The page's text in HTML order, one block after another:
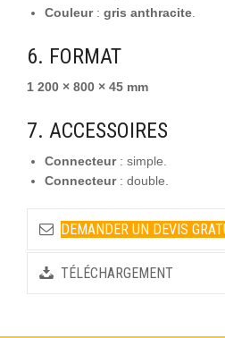
Couleur: gris anthracite
6. FORMAT
1 200 × 800 × 45 mm
7. ACCESSOIRES
Connecteur: simple.
Connecteur: double.
DEMANDER UN DEVIS
TÉLÉCHARGEMENT